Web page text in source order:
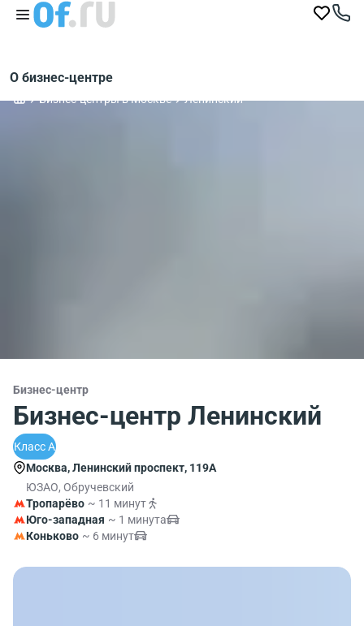
О бизнес-центре
Бизнес-центры в Москве Ленинский
Бизнес-центр
Бизнес-центр Ленинский
Класс A
Москва, Ленинский проспект, 119А
ЮЗАО, Обручевский
Тропарёво ~ 11 минут
Юго-западная ~ 1 минута
Коньково ~ 6 минут